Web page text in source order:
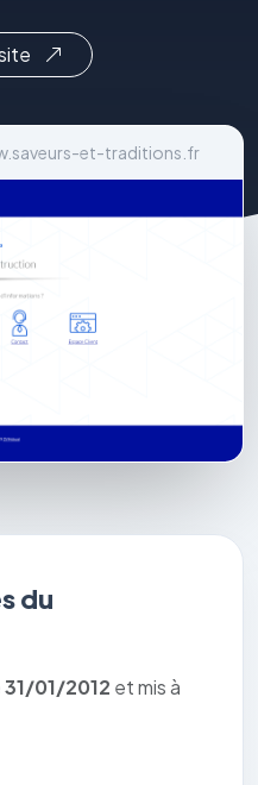
et-traditions.fr
du
31/01/2012 et mis à